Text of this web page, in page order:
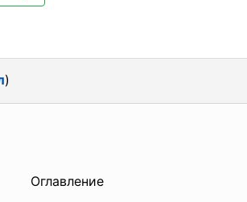
)
Оглавление